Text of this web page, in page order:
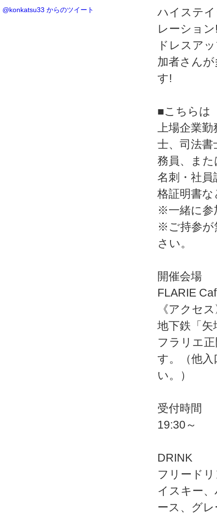
ハイステ
レーション
ドレスア
加者さん
す!
■こちらは
上場企業
士、司法書
務員、ま
名刺・社員
格証明書
※一緒に参
※ご持参が
さい。
開催会場
FLARIE
《アクセ
地下鉄「矢
フラリエ
す。（他
い。）
受付時間
19:30～
DRINK
フリード
イスキー
ース、グ
@konkatsu33 からのツイート